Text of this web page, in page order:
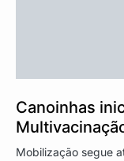
Canoinhas
Mobilização segue